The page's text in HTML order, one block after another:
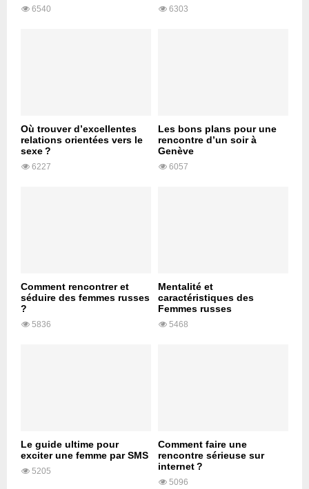
6540 6303
Où trouver d’excellentes
relations orientées vers le
sexe ?
6227
Les bons plans pour une
rencontre d’un soir à
Genève
6057
Comment rencontrer et
séduire des femmes russes
?
5836
Mentalité et
caractéristiques des
Femmes russes
5468
Le guide ultime pour
exciter une femme par SMS
5205
Comment faire une
rencontre sérieuse sur
internet ?
5096